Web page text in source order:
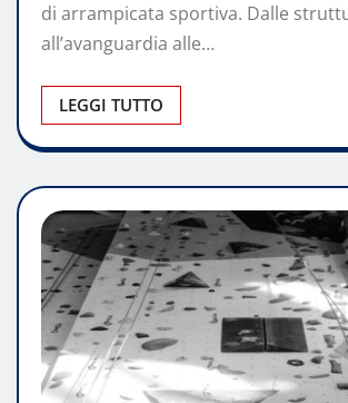
di arrampicata sportiva. Dalle
all’avanguardia alle…
LEGGI TUTTO